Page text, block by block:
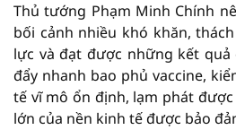
Thủ tướng Phạm Minh Chính
bối cảnh nhiều khó khăn,
lực và đạt được những kết
đẩy nhanh bao phủ vaccine,
tế vĩ mô ổn định, lạm phát
lớn của nền kinh tế được bảo